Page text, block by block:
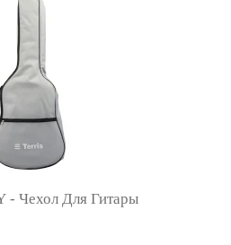
- Чехол Для Гитары